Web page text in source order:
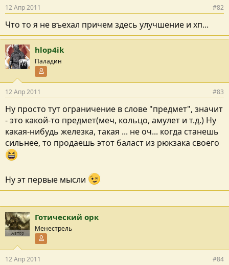
12 Апр 2011 #82
Что то я не въехал причем здесь улучшение и хп...
hlop4ik
Паладин
12 Апр 2011 #83
Ну просто тут ограничение в слове "предмет", значит
- это какой-то предмет(меч, кольцо, амулет и т.д.) Ну
какая-нибудь железка, такая ... не оч... когда станешь
сильнее, то продаешь этот баласт из рюкзака своего
Ну эт первые мысли
Автор
Готический орк
Менестрель
12 Апр 2011 #84